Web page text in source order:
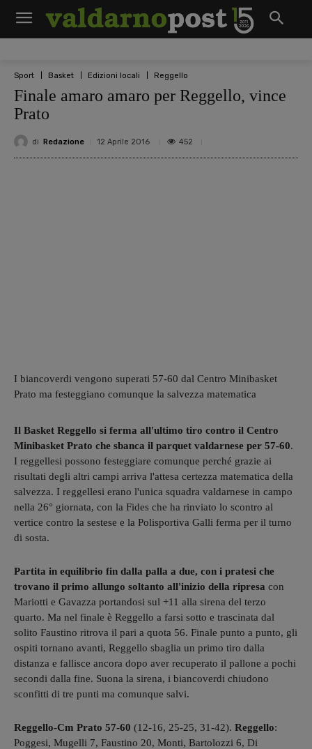
Sport Basket Edizioni locali Reggello
Finale amaro amaro per Reggello, vince
Prato
di Redazione 12 Aprile 2016 452
I biancoverdi vengono superati 57-60 dal Centro Minibasket
Prato ma festeggiano comunque la salvezza matematica
Il Basket Reggello si ferma all'ultimo tiro contro il Centro
Minibasket Prato che sbanca il parquet valdarnese per 57-60.
I reggellesi possono festeggiare comunque perché grazie ai
risultati degli altri campi arriva l'attesa certezza matematica della
salvezza. I reggellesi erano l'unica squadra valdarnese in campo
nella 26° giornata, con la Fides che ha rinviato lo scontro al
vertice contro la sestese e la Polisportiva Galli ferma per il turno
di sosta.
Partita in equilibrio fin dalla palla a due, con i pratesi che
trovano il primo allungo soltanto all'inizio della ripresa con
Mariotti e Gavazza portandosi sul +11 alla sirena del terzo
quarto. Ma nel finale è Reggello a farsi sotto e trascinata dal
solito Faustino ritrova il pari a quota 56. Finale punto a punto, gli
ospiti tornano avanti, Reggello sbaglia un primo tiro dalla
distanza e fallisce ancora dopo aver recuperato il pallone a pochi
secondi dalla fine. Suona la sirena, i biancoverdi chiudono
sconfitti di tre punti ma comunque salvi.
Reggello-Cm Prato 57-60 (12-16, 25-25, 31-42). Reggello:
Poggesi, Mugelli 7, Faustino 20, Monti, Bartolozzi 6, Di